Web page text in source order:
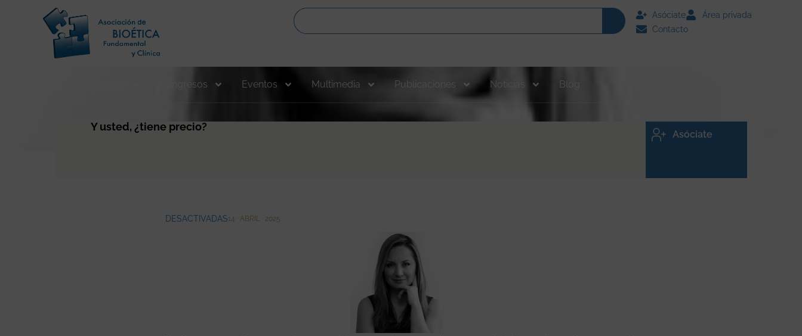
Asóciate
Área privada
Contacto
Congresos Eventos Multimedia Publicaciones Noticias Blog
Y usted, ¿tiene precio?
Asóciate
DESACTIVADAS14 · ABRIL · 2025